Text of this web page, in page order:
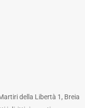
della Libertà 1, Breia